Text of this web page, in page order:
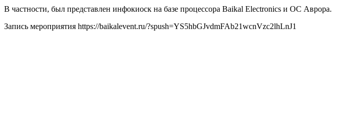
В частности, был представлен инфокиоск на базе процессора Baikal Electronics и ОС Аврора.
Запись мероприятия https://baikalevent.ru/?spush=YS5hbGJvdmFAb21wcnVzc2lhLnJ1